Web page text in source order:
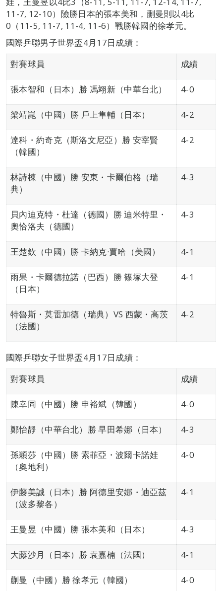
11-7, 12-10）險勝日本的張本美和，蒯曼則以4比
0（11-5, 11-7, 11-4, 11-6）戰勝韓國的徐孝元。
國際乒聯男子世界盃4月17日成績：
對賽球員
成績
張本智和（日本）勝 馮翊新（中華台北） 4-0
梁靖崑（中國）勝 戶上隼輔（日本） 4-2
達科・約奇克（斯洛文尼亞）勝 安宰賢
（韓國）
4-2
林詩棟（中國）勝 安東・卡爾伯格（瑞
典）
4-3
貝內迪克特・杜達（德國）勝 迪米特里・
奧恰洛夫（德國）
4-3
王楚欽（中國）勝 卡納克·賈哈（美國） 4-1
雨果・卡爾德拉諾（巴西）勝 篠塚大登
（日本）
4-1
特魯斯・莫雷加德（瑞典）VS 西蒙・高茨
（法國）
4-2
國際乒聯女子世界盃4月17日成績：
對賽球員
成績
陳幸同（中國）勝 申裕斌（韓國） 4-0
鄭怡靜（中華台北）勝 早田希娜（日本） 4-3
孫穎莎（中國）勝 索菲亞・波爾卡諾娃
（奧地利）
4-0
伊藤美誠（日本）勝 阿德里安娜・迪亞茲
（波多黎各）
4-1
王曼昱（中國）勝 張本美和（日本） 4-3
大藤沙月（日本）勝 袁嘉楠（法國） 4-1
蒯曼（中國）勝 徐孝元（韓國） 4-0